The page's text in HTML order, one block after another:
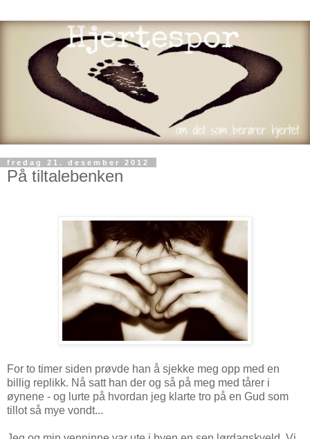
fredag 21. desember 2012
På tiltalebenken
For to timer siden prøvde han å sjekke meg opp med en
billig replikk. Nå satt han der og så på meg med tårer i
øynene - og lurte på hvordan jeg klarte tro på en Gud som
tillot så mye vondt...